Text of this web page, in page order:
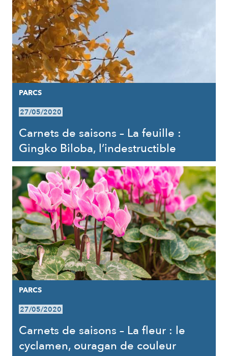
PARCS
27/05/2020
Carnets de saisons – La feuille :
Gingko Biloba, l’indestructible
PARCS
27/05/2020
Carnets de saisons – La fleur : le
cyclamen, ouragan de couleur